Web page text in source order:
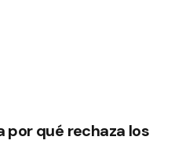
por qué rechaza los